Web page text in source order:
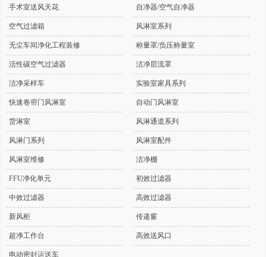
手术室送风天花 自净器/空气自净器
空气过滤箱 风淋室系列
无尘车间净化工程装修 称量罩/负压称量室
活性碳空气过滤器 洁净层流罩
洁净采样车 实验室家具系列
快速卷帘门风淋室 自动门风淋室
货淋室 风淋通道系列
风淋门系列 风淋室配件
风淋室维修 洁净棚
FFU净化单元 初效过滤器
中效过滤器 高效过滤器
新风柜 传递窗
超净工作台 高效送风口
电动密封运送车